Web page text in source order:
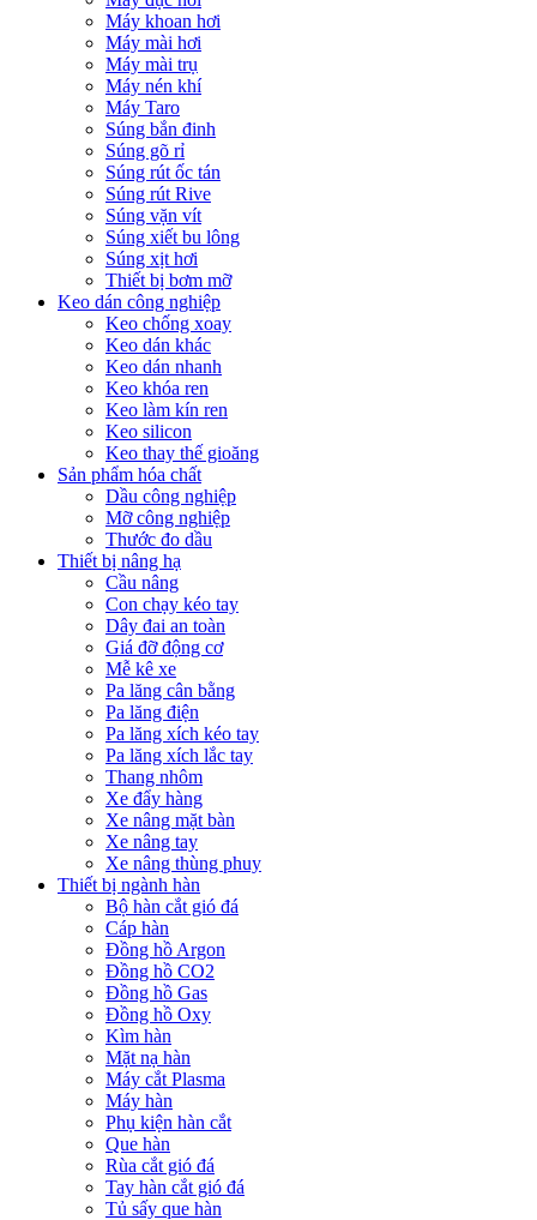
Máy khoan hơi
Máy mài hơi
Máy mài trụ
Máy nén khí
Máy Taro
Súng bắn đinh
Súng gõ rỉ
Súng rút ốc tán
Súng rút Rive
Súng vặn vít
Súng xiết bu lông
Súng xịt hơi
Thiết bị bơm mỡ
Keo dán công nghiệp
Keo chống xoay
Keo dán khác
Keo dán nhanh
Keo khóa ren
Keo làm kín ren
Keo silicon
Keo thay thế gioăng
Sản phẩm hóa chất
Dầu công nghiệp
Mỡ công nghiệp
Thước đo dầu
Thiết bị nâng hạ
Cầu nâng
Con chạy kéo tay
Dây đai an toàn
Giá đỡ động cơ
Mễ kê xe
Pa lăng cân bằng
Pa lăng điện
Pa lăng xích kéo tay
Pa lăng xích lắc tay
Thang nhôm
Xe đẩy hàng
Xe nâng mặt bàn
Xe nâng tay
Xe nâng thùng phuy
Thiết bị ngành hàn
Bộ hàn cắt gió đá
Cáp hàn
Đồng hồ Argon
Đồng hồ CO2
Đồng hồ Gas
Đồng hồ Oxy
Kìm hàn
Mặt nạ hàn
Máy cắt Plasma
Máy hàn
Phụ kiện hàn cắt
Que hàn
Rùa cắt gió đá
Tay hàn cắt gió đá
Tủ sấy que hàn